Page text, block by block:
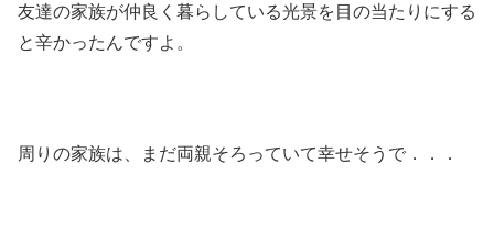
友達の家族が仲良く暮らしている光景を目の当たりにする
と辛かったんですよ。
周りの家族は、まだ両親そろっていて幸せそうで．．．